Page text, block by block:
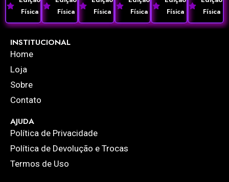
Física
Física
Física
Física
Física
Física
INSTITUCIONAL
Home
Loja
Sobre
Contato
AJUDA
Política de Privacidade
Política de Devolução e Trocas
Termos de Uso